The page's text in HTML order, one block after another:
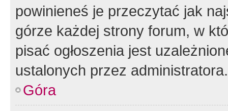
powinieneś je przeczytać jak
górze każdej strony forum, w
pisać ogłoszenia jest
ustalonych przez administratora.
Góra